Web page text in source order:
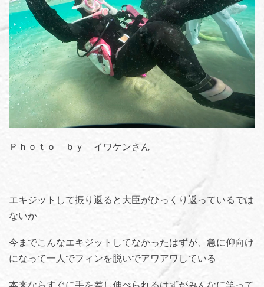
Ｐｈｏｔｏ ｂｙ イワケンさん
エキジットして振り返ると大臣がひっくり返っているでは
ないか
今までこんなエキジットしてなかったはずが、急に仰向け
になって一人でフィンを脱いでアワアワしている
本来ならすぐに手を差し伸べられるはずがみんなに笑って